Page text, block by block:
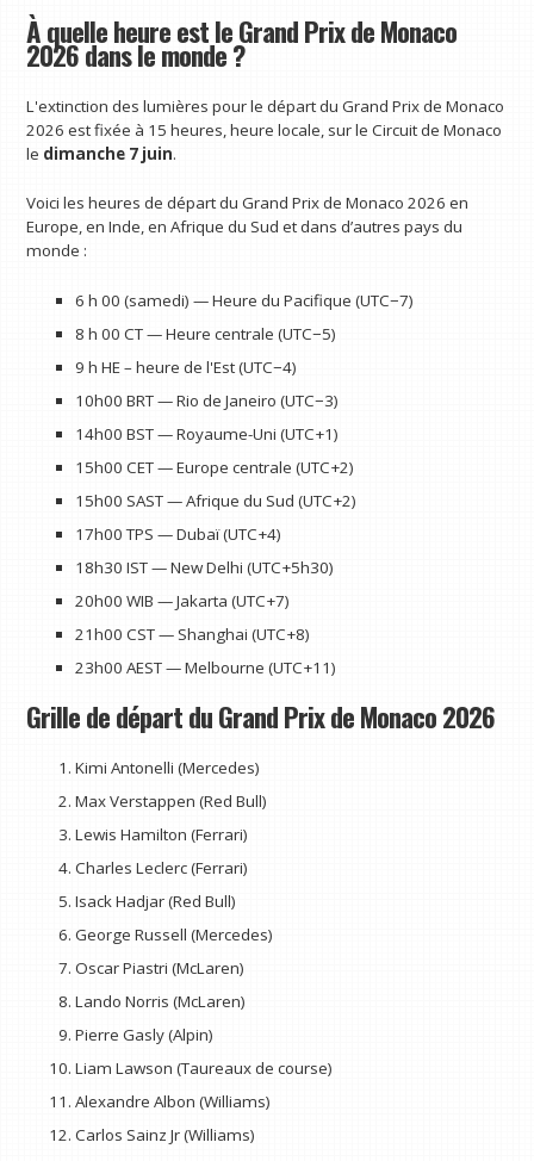
À quelle heure est le Grand Prix de Monaco
2026 dans le monde ?
L'extinction des lumières pour le départ du Grand Prix de Monaco
2026 est fixée à 15 heures, heure locale, sur le Circuit de Monaco
le dimanche 7 juin.
Voici les heures de départ du Grand Prix de Monaco 2026 en
Europe, en Inde, en Afrique du Sud et dans d’autres pays du
monde :
6 h 00 (samedi) — Heure du Pacifique (UTC−7)
8 h 00 CT — Heure centrale (UTC−5)
9 h HE – heure de l'Est (UTC−4)
10h00 BRT — Rio de Janeiro (UTC−3)
14h00 BST — Royaume-Uni (UTC+1)
15h00 CET — Europe centrale (UTC+2)
15h00 SAST — Afrique du Sud (UTC+2)
17h00 TPS — Dubaï (UTC+4)
18h30 IST — New Delhi (UTC+5h30)
20h00 WIB — Jakarta (UTC+7)
21h00 CST — Shanghai (UTC+8)
23h00 AEST — Melbourne (UTC+11)
Grille de départ du Grand Prix de Monaco 2026
Kimi Antonelli (Mercedes)
Max Verstappen (Red Bull)
Lewis Hamilton (Ferrari)
Charles Leclerc (Ferrari)
Isack Hadjar (Red Bull)
George Russell (Mercedes)
Oscar Piastri (McLaren)
Lando Norris (McLaren)
Pierre Gasly (Alpin)
Liam Lawson (Taureaux de course)
Alexandre Albon (Williams)
Carlos Sainz Jr (Williams)